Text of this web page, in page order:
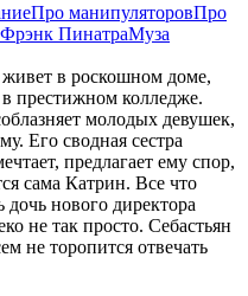
Про манипуляторовПро
Фрэнк ПинатраМуза
живет в роскошном доме,
престижном колледже.
молодых девушек,
Его сводная сестра
предлагает ему спор,
сама Катрин. Все что
дочь нового директора
не так просто. Себастьян
не торопится отвечать